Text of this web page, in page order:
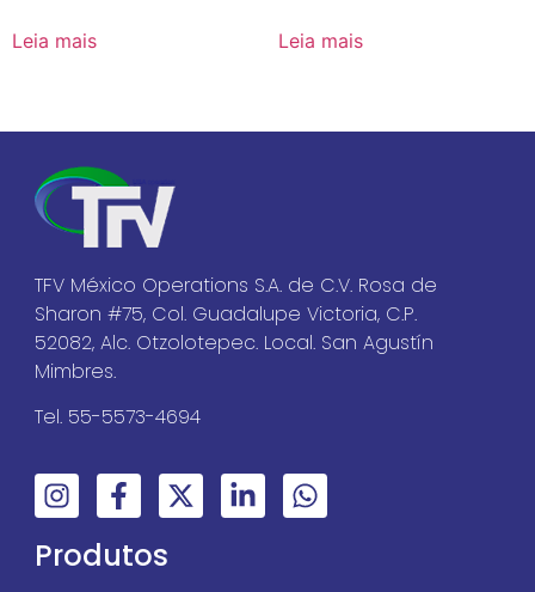
Leia mais Leia mais
TFV México Operations S.A. de C.V. Rosa de
Sharon #75, Col. Guadalupe Victoria, C.P.
52082, Alc. Otzolotepec. Local. San Agustín
Mimbres.
Tel. 55-5573-4694
Produtos